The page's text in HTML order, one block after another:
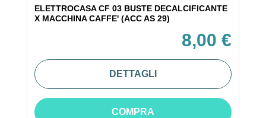
ELETTROCASA CF 03 BUSTE DECALCIFICANTE
X MACCHINA CAFFE' (ACC AS 29)
8,00 €
DETTAGLI
COMPRA